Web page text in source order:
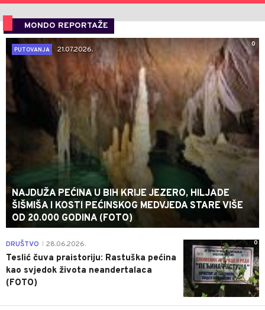
MONDO REPORTAŽE
0
PUTOVANJA
21.07.2026.
NAJDUŽA PEĆINA U BIH KRIJE JEZERO, HILJADE
ŠIŠMIŠA I KOSTI PEĆINSKOG MEDVJEDA STARE VIŠE
OD 20.000 GODINA (FOTO)
0
DRUŠTVO 28.06.2026.
Teslić čuva praistoriju: Rastuška pećina
kao svjedok života neandertalaca
(FOTO)